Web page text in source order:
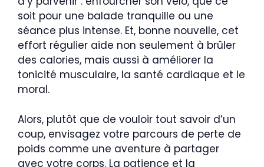
soit pour une balade tranquille ou une
séance plus intense. Et, bonne nouvelle, cet
effort régulier aide non seulement à brûler
des calories, mais aussi à améliorer la
tonicité musculaire, la santé cardiaque et le
moral.
Alors, plutôt que de vouloir tout savoir d’un
coup, envisagez votre parcours de perte de
poids comme une aventure à partager
avec votre corps. La patience et la